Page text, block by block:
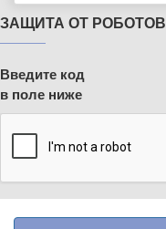
ЗАЩИТА ОТ РОБОТОВ
Введите код
в поле ниже